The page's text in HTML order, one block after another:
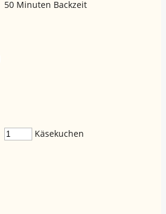
50 Minuten Backzeit
Käsekuchen